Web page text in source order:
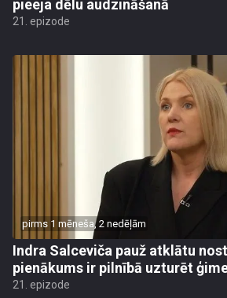
pieeja dēlu audzināšanā
21. epizode
pirms 1 mēneša, 2 nedēļām
Indra Salceviča pauž atklātu
pienākums ir pilnībā uzturēt
21. epizode